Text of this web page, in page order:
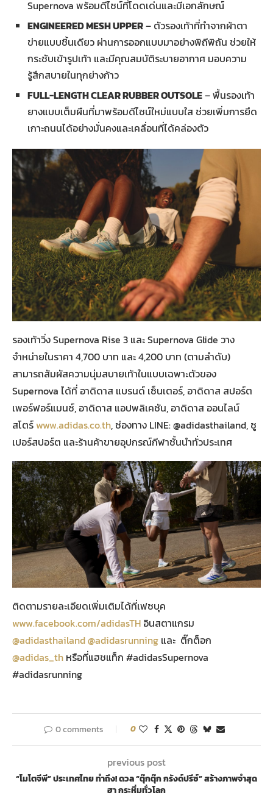
Supernova พร้อมดีไซน์ที่โดดเด่นและมีเอกลักษณ์
ENGINEERED MESH UPPER– ตัวรองเท้าที่ทำจากผ้าตา
ข่ายแบบชิ้นเดียว ผ่านการออกแบบมาอย่างพิถีพิถัน ช่วยให้
กระชับเข้ารูปเท้า และมีคุณสมบัติระบายอากาศ มอบความ
รู้สึกสบายในทุกย่างก้าว
FULL-LENGTH CLEAR RUBBER OUTSOLE– พื้นรองเท้า
ยางแบบเต็มผืนที่มาพร้อมดีไซน์ใหม่แบบใส ช่วยเพิ่มการยึด
เกาะถนนได้อย่างมั่นคงและเคลื่อนที่ได้คล่องตัว
รองเท้าวิ่ง Supernova Rise 3 และ Supernova Glide วาง
จำหน่ายในราคา 4,700 บาท และ 4,200 บาท (ตามลำดับ)
สามารถสัมผัสความนุ่มสบายเท้าในแบบเฉพาะตัวของ
Supernova ได้ที่ อาดิดาส แบรนด์ เซ็นเตอร์, อาดิดาส สปอร์ต
เพอร์ฟอร์แมนซ์, อาดิดาส แอปพลิเคชัน, อาดิดาส ออนไลน์
สโตร์www.adidas.co.th, ช่องทาง LINE: @adidasthailand, ซู
เปอร์สปอร์ต และร้านค้าขายอุปกรณ์กีฬาชั้นนำทั่วประเทศ
ติดตามรายละเอียดเพิ่มเติมได้ที่เฟซบุค
www.facebook.com/adidasTH อินสตาแกรม
@adidasthailand@adidasrunning และ ติ๊กต็อก
@adidas_th หรือที่แฮชแท็ก #adidasSupernova
#adidasrunning
0 comments 0
previous post
“โมโตจีพี” ประเทศไทย ทำถึง! ดวล “ตุ๊กตุ๊ก กรังด์ปรีซ์” สร้างภาพจำสุด
ฮา กระหึ่มทั่วโลก